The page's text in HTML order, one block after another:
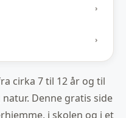
›
›
cirka 7 til 12 år og til
Denne gratis side
i skolen og i et